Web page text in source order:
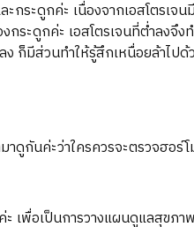
กระดูกค่ะ เนื่องจากเอสโตรเจน
ระดูกค่ะ เอสโตรเจนที่ต่ำลงจึง
ก็มีส่วนทำให้รู้สึกเหนื่อยล้าไปด้
าดูกันค่ะว่าใครควรจะตรวจฮอร์
เพื่อเป็นการวางแผนดูแลสุขภา